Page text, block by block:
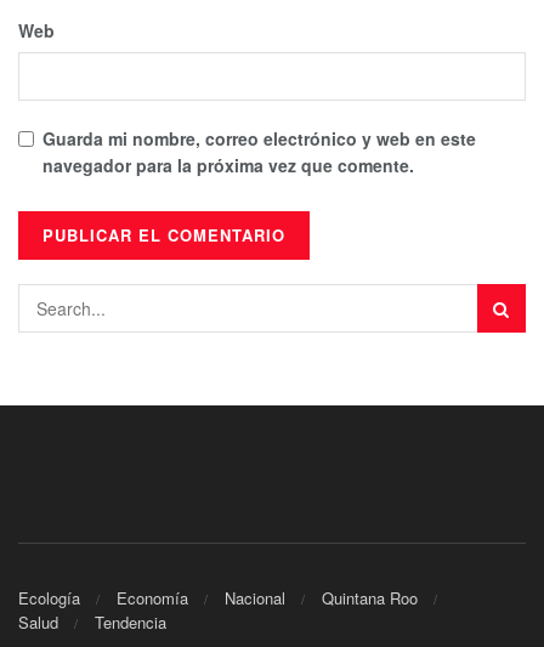
Web
Guarda mi nombre, correo electrónico y web en este
navegador para la próxima vez que comente.
Ecología Economía Nacional
Quintana Roo
Salud
Tendencia